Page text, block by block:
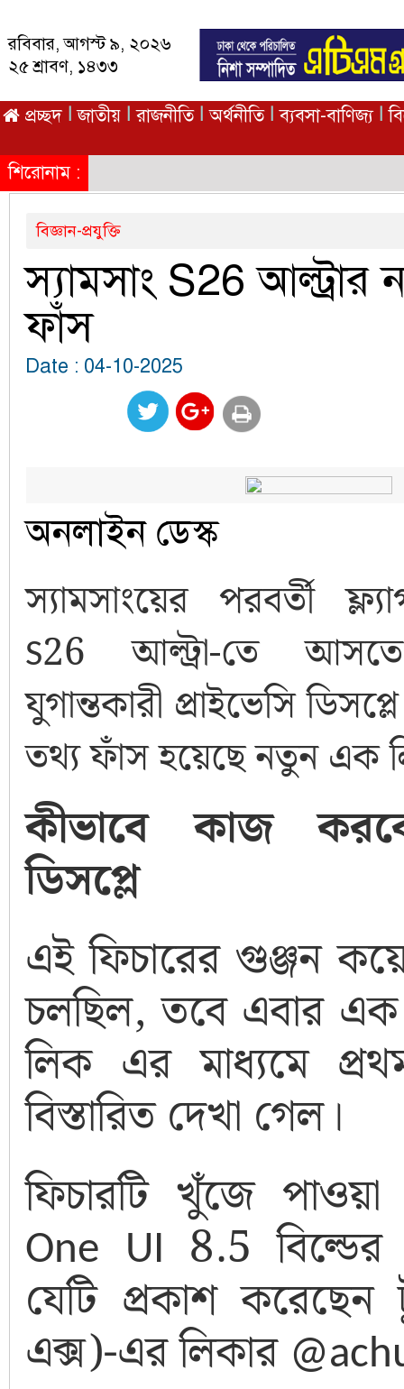
রবিবার, আগস্ট ৯, ২০২৬
২৫ শ্রাবণ, ১৪৩৩
প্রচ্ছদ জাতীয় রাজনীতি অর্থনীতি ব্যবসা-বাণিজ্য
শিরোনাম :
বিজ্ঞান-প্রযুক্তি
স্যামসাং S26 আল্ট্রার
ফাঁস
Date : 04-10-2025
অনলাইন ডেস্ক
স্যামসাংয়ের পরবর্তী
S26আল্ট্রা-তে
যুগান্তকারী প্রাইভেসি
তথ্য ফাঁস হয়েছে নতুন এক
কীভাবে কাজ
ডিসপ্লে
এই ফিচারের গুঞ্জন
চলছিল, তবে এবার
লিক এর মাধ্যমে
বিস্তারিত দেখা গেল।
ফিচারটি খুঁজে
One UI 8.5
যেটি প্রকাশ
এক্স)-এর লিকার